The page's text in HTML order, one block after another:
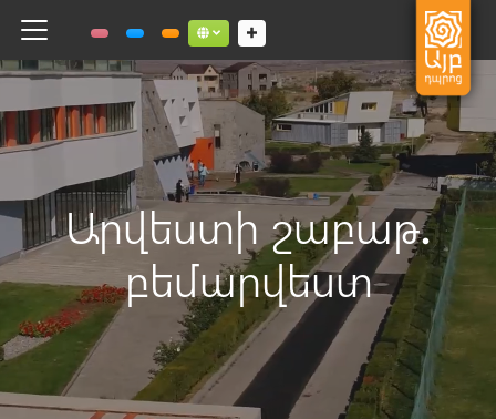
Toggle navigation Social links dropdown button
Արվեստի շաբաթ․
բեմարվեստ